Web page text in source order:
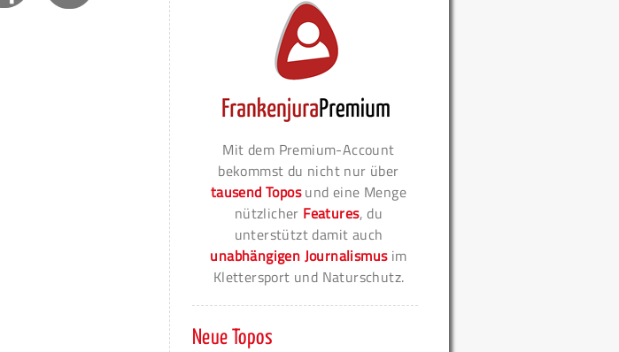
Mit dem Premium-Account
bekommst du nicht nur über
tausend Toposund eine Menge
nützlicher Features, du
unterstützt damit auch
unabhängigen Journalismusim
Klettersport und Naturschutz.
Neue Topos